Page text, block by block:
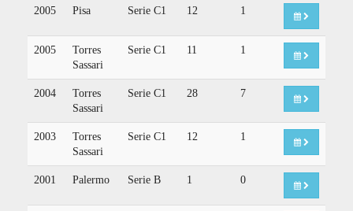
2005 Pisa Serie C1 12 1
2005
Torres
Sassari
Serie C1 11 1
2004
Torres
Sassari
Serie C1 28 7
2003
Torres
Sassari
Serie C1 12 1
2001 Palermo Serie B 1 0